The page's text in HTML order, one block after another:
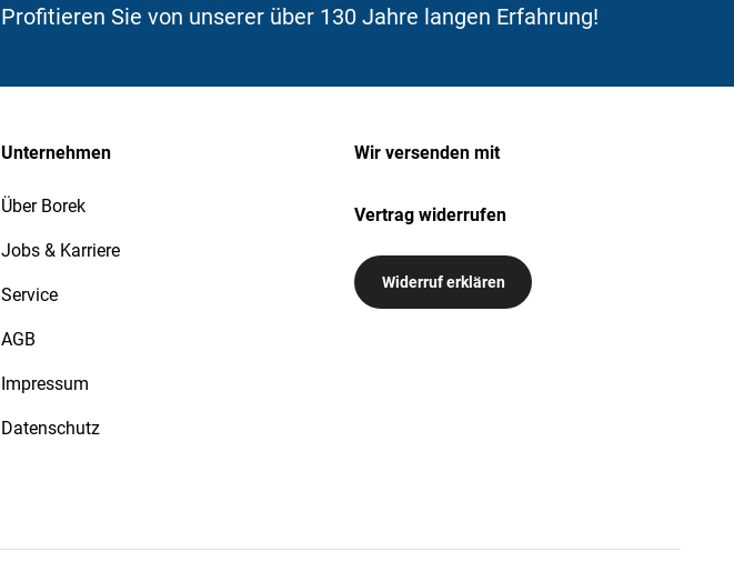
Profitieren Sie von unserer über 130 Jahre langen Erfahrung!
Unternehmen
Über Borek
Jobs & Karriere
Service
AGB
Impressum
Datenschutz
Wir versenden mit
Vertrag widerrufen
Widerruf erklären